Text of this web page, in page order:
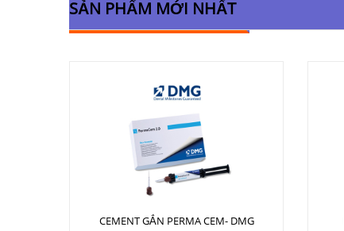
SẢN PHẨM MỚI NHẤT
CEMENT GẮN PERMA CEM- DMG